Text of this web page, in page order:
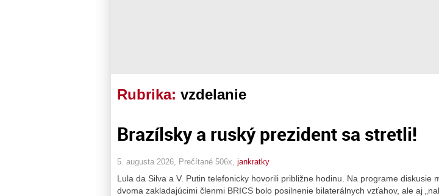
Rubrika: vzdelanie
Brazílsky a ruský prezident sa stretli!
5. augusta 2026, Prečítané 506x, jankratky
Lula da Silva a V. Putin telefonicky hovorili približne hodinu. Na programe diskusie
dvoma zakladajúcimi členmi BRICS bolo posilnenie bilaterálnych vzťahov, ale aj